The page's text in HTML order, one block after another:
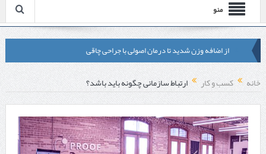
منو
از اضافه وزن شدید تا درمان اصولی با جراحی چاقی
لیزر موهای زائد شاتی یا رولی؟ مقایسه لیزرهای واقعی با شبه‌ لیزر در
مشهد
قبل از تماس با تعمیرکار ماشین ظرفشویی وستینگهاوس این موارد را
بررسی کنید
خانه کسب و کار ارتباط سازمانی چگونه باید باشد؟